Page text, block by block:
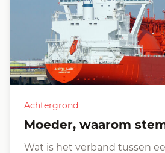
Achtergrond
Moeder, waarom
Wat is het verband tussen